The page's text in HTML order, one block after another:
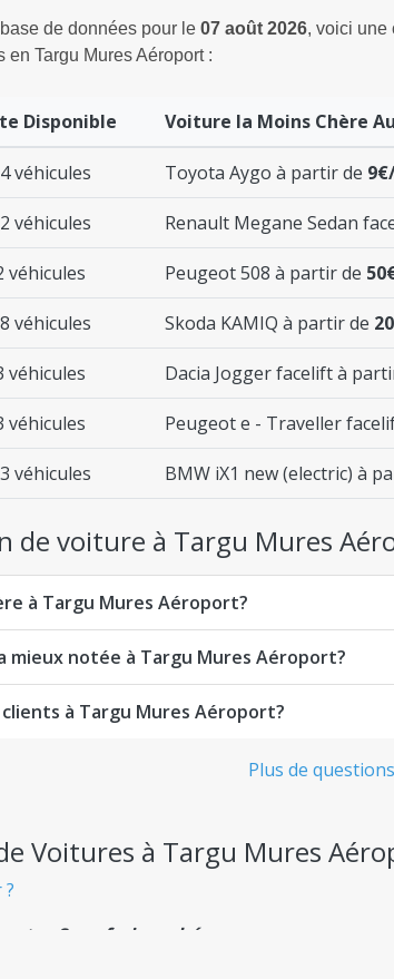
de données pour le 07 août 2026, voici une
Targu Mures Aéroport :
Disponible Voiture la Moins Chère
véhicules Toyota Aygo à partir de
véhicules Renault Megane Sedan
véhicules Peugeot 508 à partir de
véhicules Skoda KAMIQ à partir de
véhicules Dacia Jogger facelift à
véhicules Peugeot e - Traveller
véhicules BMW iX1 new (electric) à
de voiture à Targu Mures
à Targu Mures Aéroport?
notée à Targu Mures Aéroport?
à Targu Mures Aéroport?
Plus de
Voitures à Targu Mures
- Sans frais cachés